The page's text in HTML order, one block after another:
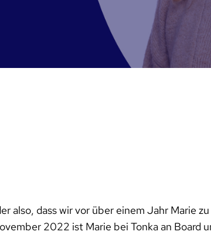
also, dass wir vor über einem Jahr Marie zu
2022 ist Marie bei Tonka an Board